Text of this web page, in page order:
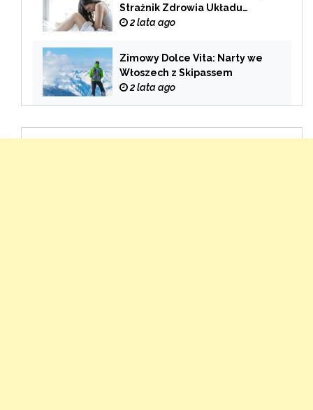
Strażnik Zdrowia Układu
Pokarmowego
2 lata ago
Zimowy Dolce Vita: Narty we
Włoszech z Skipassem
2 lata ago